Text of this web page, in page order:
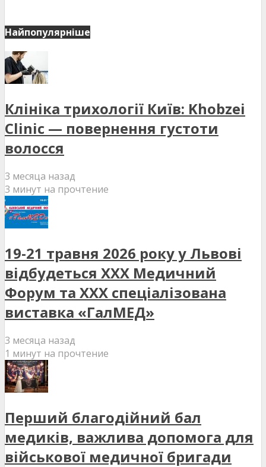
Найпопулярніше
Клініка трихології Київ: Khobzei
Clinic — повернення густоти
волосся
3 месяца назад
3 минут на прочтение
19-21 травня 2026 року у Львові
відбудеться XXX Медичний
Форум та XXX спеціалізована
виставка «ГалМЕД»
3 месяца назад
1 минут на прочтение
Перший благодійний бал
медиків, важлива допомога для
військової медичної бригади